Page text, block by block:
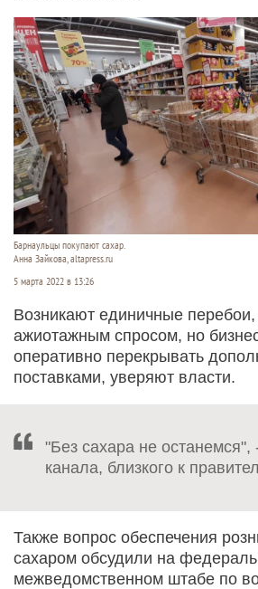
Барнаульцы покупают сахар.
Анна Зайкова, altapress.ru
5 марта 2022 в 13:26
Возникают единичные
ажиотажным спросом, но
оперативно перекрывать
поставками, уверяют власти.
"Без сахара не останемся",
канала, близкого к
Также вопрос обеспечения
сахаром обсудили на
межведомственном штабе по